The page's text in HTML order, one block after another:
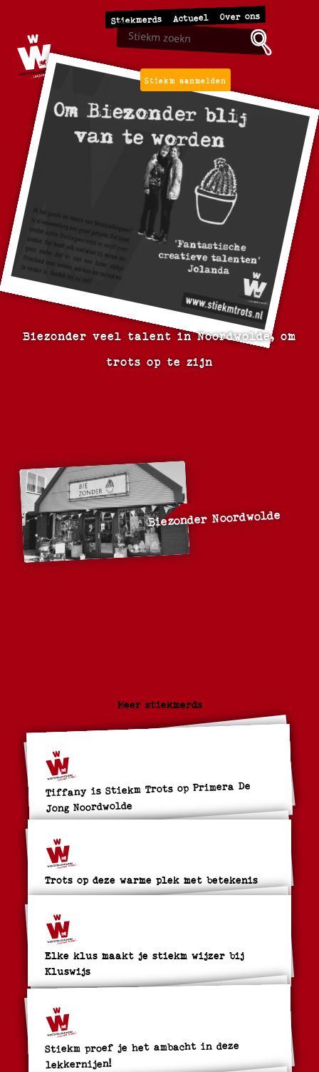
Stiekmerds Actueel Over ons
Stiekm aanmelden
Biezonder veel talent in Noordwolde, om
trots op te zijn
Biezonder Noordwolde
Meer stiekmerds
Tiffany is Stiekm Trots op Primera De
Jong Noordwolde
Trots op deze warme plek met betekenis
Elke klus maakt je stiekm wijzer bij
Kluswijs
Stiekm proef je het ambacht in deze
lekkernijen!